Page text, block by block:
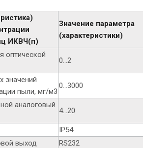
ИКВЧ(п)
Значение параметра
(характеристики)
оптической
0…2
значений
пыли, мг/м3
0…3000
аналоговый
4…20
IP54
выход
RS232